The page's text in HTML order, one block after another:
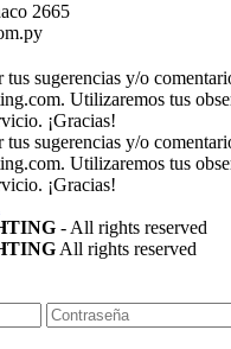
2665
tus sugerencias y/o
. Utilizaremos tus
¡Gracias!
tus sugerencias y/o
. Utilizaremos tus
¡Gracias!
- All rights reserved
All rights reserved